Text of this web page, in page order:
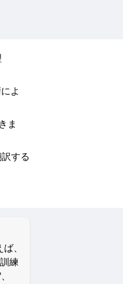
よ
ま
する
、
練